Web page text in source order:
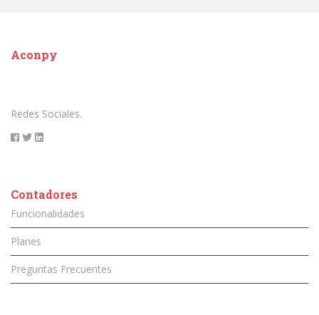
Aconpy
Redes Sociales.
Contadores
Funcionalidades
Planes
Preguntas Frecuentes